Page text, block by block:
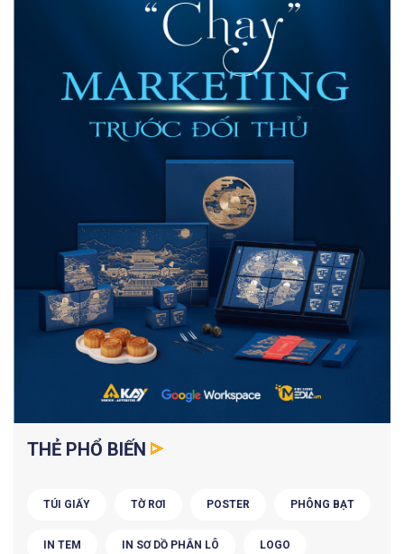
THẺ PHỔ BIẾN
TÚI GIẤY TỜ RƠI POSTER PHÔNG BẠT
IN TEM IN SƠ DỒ PHÂN LÔ LOGO